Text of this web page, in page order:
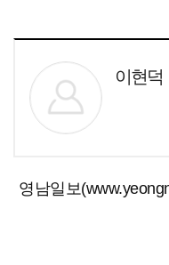
이현덕
영남일보